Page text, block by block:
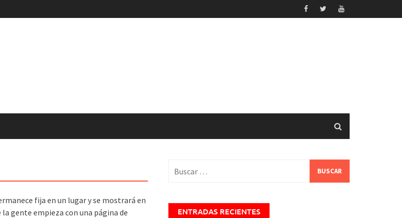
fija en un lugar y se mostrará en
gente empieza con una página de
ENTRADAS RECIENTES